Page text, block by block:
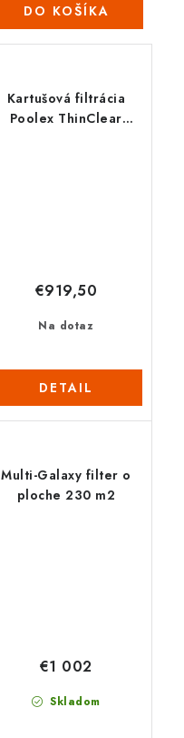
DO KOŠÍKA
Kartušová filtrácia
Poolex ThinClear
Na dotaz
€919,50
DETAIL
Multi-Galaxy filter o
ploche 230 m2
Skladom
€1 002